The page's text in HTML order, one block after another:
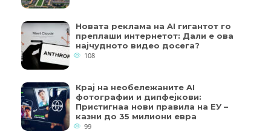
Новата реклама на AI гигантот го
преплаши интернетот: Дали е ова
најчудното видео досега?
108
Крај на необележаните AI
фотографии и дипфејкови:
Пристигнаа нови правила на ЕУ –
казни до 35 милиони евра
99